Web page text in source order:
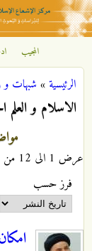
المجيب
أنت هنا
الرئيسية» شبهات و
الاسلام و العلم
عرض 1 الى 12 من 12
‏فرز حسب ‏